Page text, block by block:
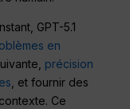
GPT-5.1
en
précision
, et fournir des
Ce